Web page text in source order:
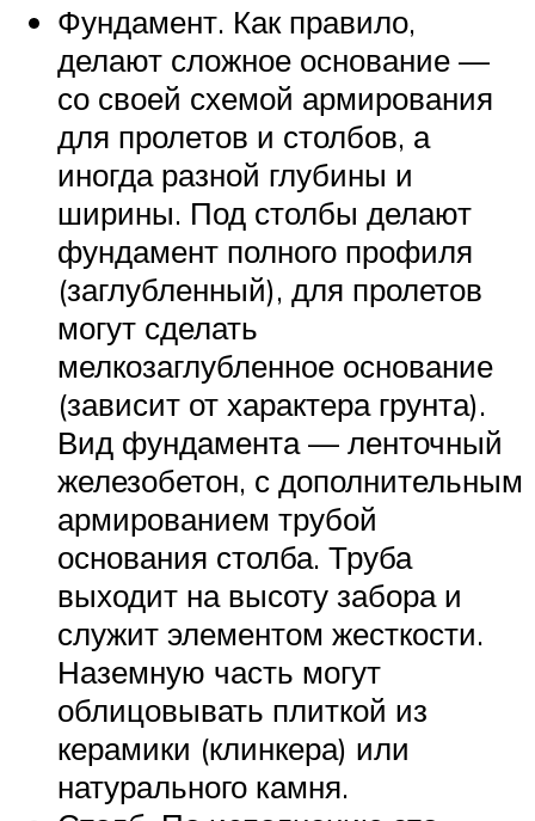
Фундамент. Как правило,
делают сложное основание —
со своей схемой армирования
для пролетов и столбов, а
иногда разной глубины и
ширины. Под столбы делают
фундамент полного профиля
(заглубленный), для пролетов
могут сделать
мелкозаглубленное основание
(зависит от характера грунта).
Вид фундамента — ленточный
железобетон, с дополнительным
армированием трубой
основания столба. Труба
выходит на высоту забора и
служит элементом жесткости.
Наземную часть могут
облицовывать плиткой из
керамики (клинкера) или
натурального камня.